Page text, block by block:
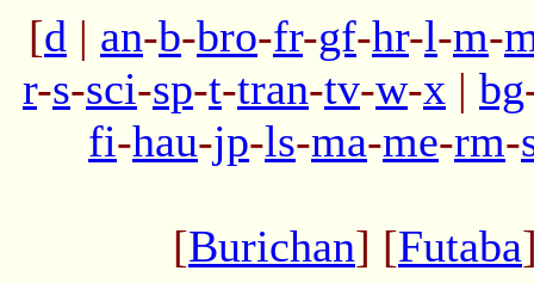
[d | an-b-bro-fr-gf-hr-l-m-
r-s-sci-sp-t-tran-tv-w-x | bg
fi-hau-jp-ls-ma-me-rm-
[Burichan] [Futaba